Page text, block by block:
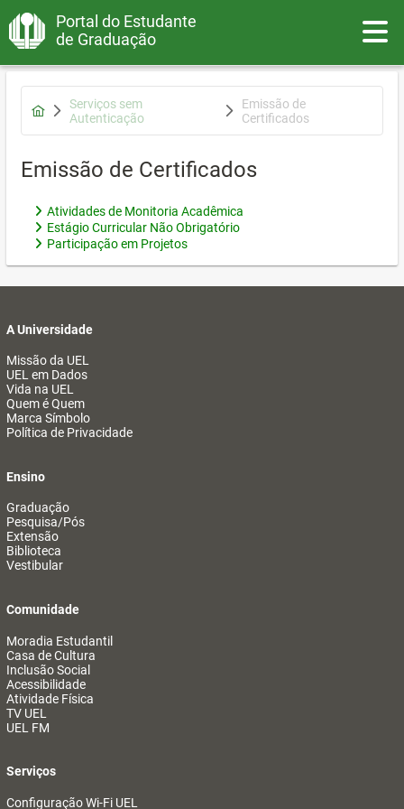
Portal do Estudante
de Graduação
Serviços sem
Autenticação
Emissão de
Certificados
Emissão de Certificados
Atividades de Monitoria Acadêmica
Estágio Curricular Não Obrigatório
Participação em Projetos
A Universidade
Missão da UEL
UEL em Dados
Vida na UEL
Quem é Quem
Marca Símbolo
Política de Privacidade
Ensino
Graduação
Pesquisa/Pós
Extensão
Biblioteca
Vestibular
Comunidade
Moradia Estudantil
Casa de Cultura
Inclusão Social
Acessibilidade
Atividade Física
TV UEL
UEL FM
Serviços
Configuração Wi-Fi UEL